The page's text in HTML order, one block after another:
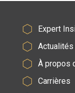
Expert
À propos
Carrières